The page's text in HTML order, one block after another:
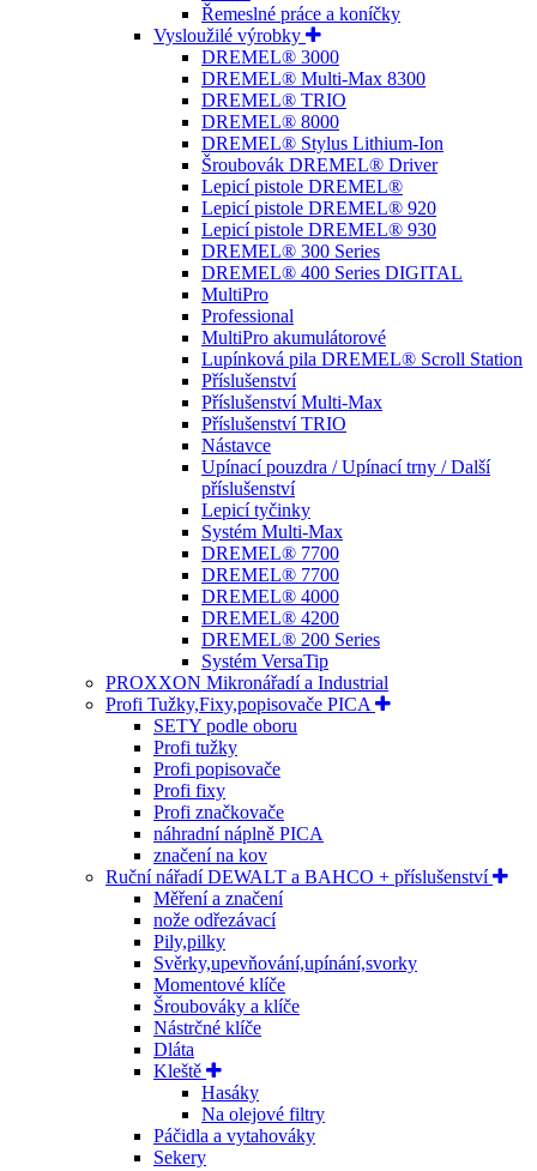
Řemeslné práce a koníčky
Vysloužilé výrobky
DREMEL® 3000
DREMEL® Multi-Max 8300
DREMEL® TRIO
DREMEL® 8000
DREMEL® Stylus Lithium-Ion
Šroubovák DREMEL® Driver
Lepicí pistole DREMEL®
Lepicí pistole DREMEL® 920
Lepicí pistole DREMEL® 930
DREMEL® 300 Series
DREMEL® 400 Series DIGITAL
MultiPro
Professional
MultiPro akumulátorové
Lupínková pila DREMEL® Scroll Station
Příslušenství
Příslušenství Multi-Max
Příslušenství TRIO
Nástavce
Upínací pouzdra / Upínací trny / Další
příslušenství
Lepicí tyčinky
Systém Multi-Max
DREMEL® 7700
DREMEL® 7700
DREMEL® 4000
DREMEL® 4200
DREMEL® 200 Series
Systém VersaTip
PROXXON Mikronářadí a Industrial
Profi Tužky,Fixy,popisovače PICA
SETY podle oboru
Profi tužky
Profi popisovače
Profi fixy
Profi značkovače
náhradní náplně PICA
značení na kov
Ruční nářadí DEWALT a BAHCO + příslušenství
Měření a značení
nože odřezávací
Pily,pilky
Svěrky,upevňování,upínání,svorky
Momentové klíče
Šroubováky a klíče
Nástrčné klíče
Dláta
Kleště
Hasáky
Na olejové filtry
Páčidla a vytahováky
Sekery